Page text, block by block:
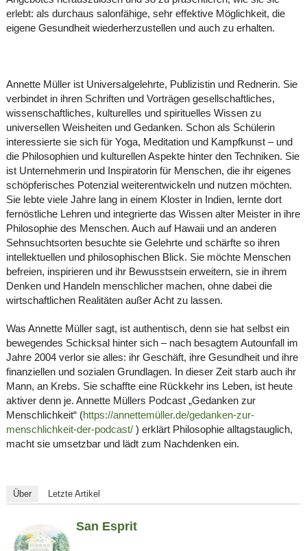
erlebt: als durchaus salonfähige, sehr effektive Möglichkeit, die
eigene Gesundheit wiederherzustellen und auch zu erhalten.
Annette Müller ist Universalgelehrte, Publizistin und Rednerin. Sie
verbindet in ihren Schriften und Vorträgen gesellschaftliches,
wissenschaftliches, kulturelles und spirituelles Wissen zu
universellen Weisheiten und Gedanken. Schon als Schülerin
interessierte sie sich für Yoga, Meditation und Kampfkunst – und
die Philosophien und kulturellen Aspekte hinter den Techniken. Sie
ist Unternehmerin und Inspiratorin für Menschen, die ihr eigenes
schöpferisches Potenzial weiterentwickeln und nutzen möchten.
Sie lebte viele Jahre lang in einem Kloster in Indien, lernte dort
fernöstliche Lehren und integrierte das Wissen alter Meister in ihre
Philosophie des Menschen. Auch auf Hawaii und an anderen
Sehnsuchtsorten besuchte sie Gelehrte und schärfte so ihren
intellektuellen und philosophischen Blick. Sie möchte Menschen
befreien, inspirieren und ihr Bewusstsein erweitern, sie in ihrem
Denken und Handeln menschlicher machen, ohne dabei die
wirtschaftlichen Realitäten außer Acht zu lassen.
Was Annette Müller sagt, ist authentisch, denn sie hat selbst ein
bewegendes Schicksal hinter sich – nach besagtem Autounfall im
Jahre 2004 verlor sie alles: ihr Geschäft, ihre Gesundheit und ihre
finanziellen und sozialen Grundlagen. In dieser Zeit starb auch ihr
Mann, an Krebs. Sie schaffte eine Rückkehr ins Leben, ist heute
aktiver denn je. Annette Müllers Podcast „Gedanken zur
Menschlichkeit“ (https://annettemüller.de/gedanken-zur-
menschlichkeit-der-podcast/) erklärt Philosophie alltagstauglich,
macht sie umsetzbar und lädt zum Nachdenken ein.
Über Letzte Artikel
San Esprit